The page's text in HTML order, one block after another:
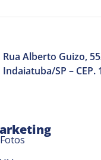
Rua Alberto Guizo,
Indaiatuba/SP – CEP.
Fotos